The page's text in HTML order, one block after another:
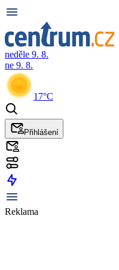
neděle 9. 8.
ne 9. 8.
17°C
Přihlášení
Reklama